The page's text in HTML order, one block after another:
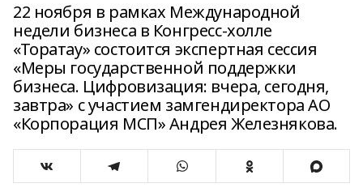
22 ноября в рамках Международной
недели бизнеса в Конгресс-холле
«Торатау» состоится экспертная сессия
«Меры государственной поддержки
бизнеса. Цифровизация: вчера, сегодня,
завтра» с участием замгендиректора АО
«Корпорация МСП» Андрея Железнякова.